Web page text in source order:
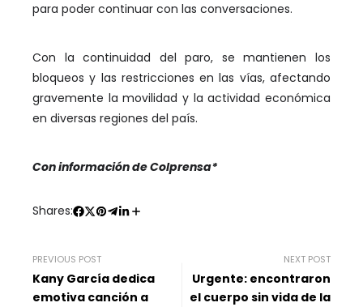
para poder continuar con las conversaciones.
Con la continuidad del paro, se mantienen los
bloqueos y las restricciones en las vías, afectando
gravemente la movilidad y la actividad económica
en diversas regiones del país.
Con información de Colprensa*
Shares:
PREVIOUS POST
Kany García dedica
emotiva canción a
NEXT POST
Urgente: encontraron
el cuerpo sin vida de la